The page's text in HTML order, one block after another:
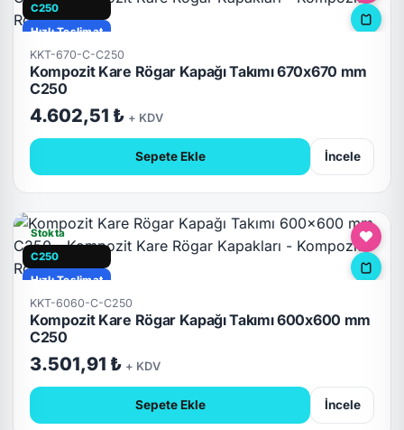
C250
Hızlı Teslimat
KKT-670-C-C250
Kompozit Kare Rögar Kapağı Takımı 670x670 mm
C250
4.602,51 ₺ + KDV
Sepete Ekle İncele
Stokta
C250
Hızlı Teslimat
KKT-6060-C-C250
Kompozit Kare Rögar Kapağı Takımı 600x600 mm
C250
3.501,91 ₺ + KDV
Sepete Ekle İncele